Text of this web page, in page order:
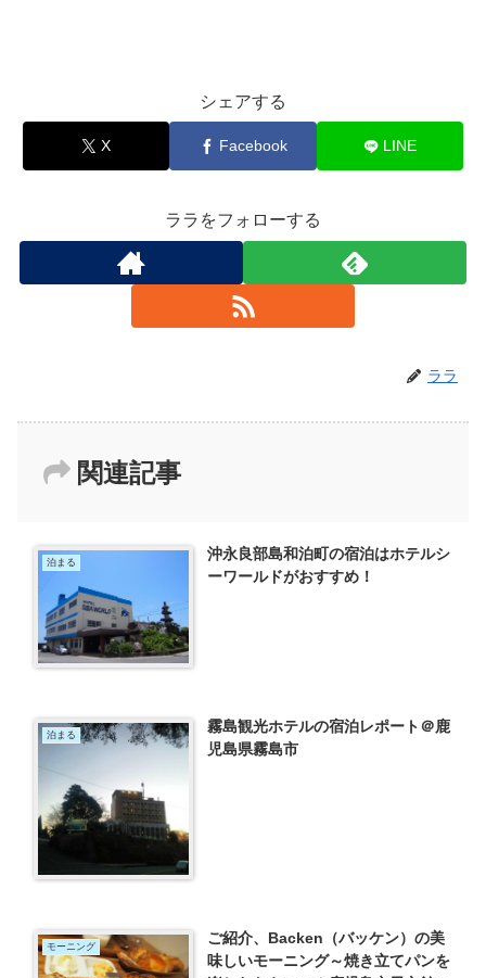
シェアする
X Facebook LINE
ララをフォローする
ララ
関連記事
泊まる
沖永良部島和泊町の宿泊はホテルシ
ーワールドがおすすめ！
泊まる
霧島観光ホテルの宿泊レポート＠鹿
児島県霧島市
モーニング
ご紹介、Backen（バッケン）の美
味しいモーニング～焼き立てパンを